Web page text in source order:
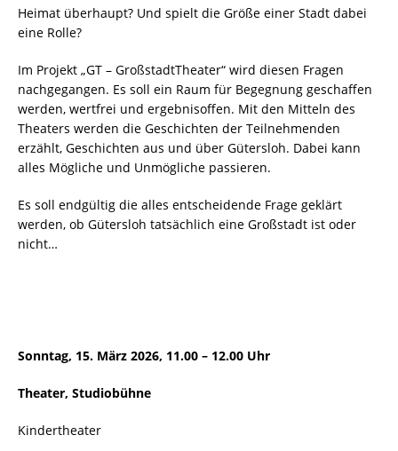
Heimat überhaupt? Und spielt die Größe einer Stadt dabei
eine Rolle?
Im Projekt „GT – GroßstadtTheater“ wird diesen Fragen
nachgegangen. Es soll ein Raum für Begegnung geschaffen
werden, wertfrei und ergebnisoffen. Mit den Mitteln des
Theaters werden die Geschichten der Teilnehmenden
erzählt, Geschichten aus und über Gütersloh. Dabei kann
alles Mögliche und Unmögliche passieren.
Es soll endgültig die alles entscheidende Frage geklärt
werden, ob Gütersloh tatsächlich eine Großstadt ist oder
nicht…
Sonntag, 15. März 2026, 11.00 – 12.00 Uhr
Theater, Studiobühne
Kindertheater